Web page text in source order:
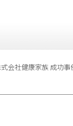
会社健康家族 成功